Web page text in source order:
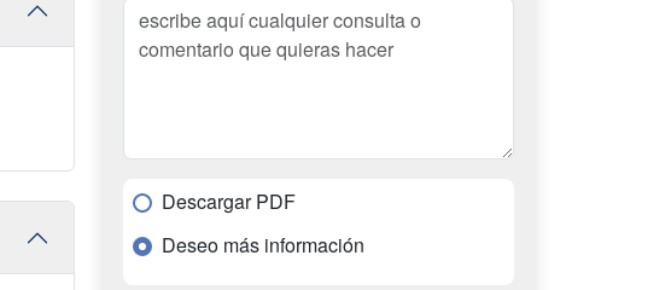
Descargar PDF
Deseo más información